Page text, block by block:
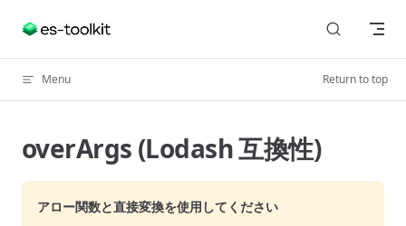
Skip to content
Menu Return to top
overArgs (Lodash 互換性)
アロー関数と直接変換を使用してください